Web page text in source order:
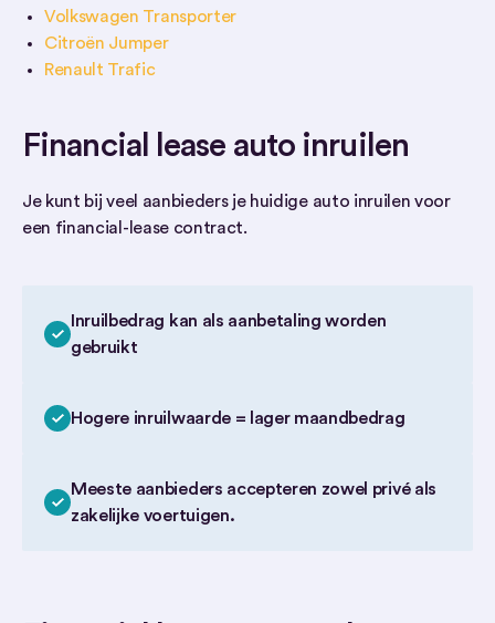
Volkswagen Transporter
Citroën Jumper
Renault Trafic
Financial lease auto inruilen
Je kunt bij veel aanbieders je huidige auto inruilen voor
een financial-lease contract.
Inruilbedrag kan als aanbetaling worden
gebruikt
Hogere inruilwaarde = lager maandbedrag
Meeste aanbieders accepteren zowel privé als
zakelijke voertuigen.